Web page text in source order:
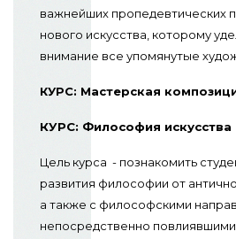
важнейших пропедевтических
нового искусства, которому
внимание все упомянутые
КУРС: Мастерская
КУРС: Философия искусства
Цель курса - познакомить
развития философии от
а также с философскими
непосредственно повлиявшими